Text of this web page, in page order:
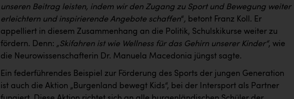
unseren Beitrag leisten, indem wir den Zugang zu Sport und Bewegung weiter
erleichtern und inspirierende Angebote schaffen“, betont Franz Koll. Er
appelliert in diesem Zusammenhang an die Politik, Schulskikurse weiter zu
fördern. Denn: „Skifahren ist wie Wellness für das Gehirn unserer Kinder“, wie
die Neurowissenschafterin Dr. Manuela Macedonia jüngst sagte.
Ein federführendes Beispiel zur Förderung des Sports der jungen Generation
ist auch die Aktion „Burgenland bewegt Kids“, bei der Intersport als Partner